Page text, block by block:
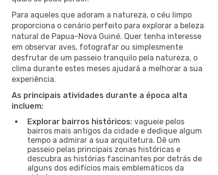
Para aqueles que adoram a natureza, o céu limpo
proporciona o cenário perfeito para explorar a beleza
natural de Papua-Nova Guiné. Quer tenha interesse
em observar aves, fotografar ou simplesmente
desfrutar de um passeio tranquilo pela natureza, o
clima durante estes meses ajudará a melhorar a sua
experiência.
As principais atividades durante a época alta
incluem:
Explorar bairros históricos: vagueie pelos
bairros mais antigos da cidade e dedique algum
tempo a admirar a sua arquitetura. Dê um
passeio pelas principais zonas históricas e
descubra as histórias fascinantes por detrás de
alguns dos edifícios mais emblemáticos da